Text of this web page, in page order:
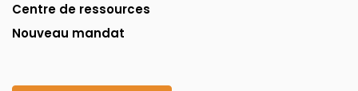
Centre de ressources
Nouveau mandat